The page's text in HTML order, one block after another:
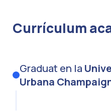
Currículum
Graduat en la
Urbana